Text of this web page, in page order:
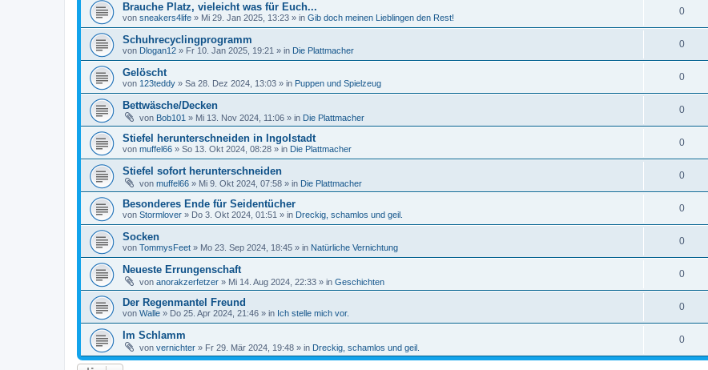
Brauche Platz, vieleicht was für Euch...
von sneakers4life » Mi 29. Jan 2025, 13:23 » in Gib doch meinen Lieblingen den Rest!
0
Schuhrecyclingprogramm
von Dlogan12 » Fr 10. Jan 2025, 19:21 » in Die Plattmacher
0
Gelöscht
von 123teddy » Sa 28. Dez 2024, 13:03 » in Puppen und Spielzeug
0
Bettwäsche/Decken
von Bob101 » Mi 13. Nov 2024, 11:06 » in Die Plattmacher
0
Stiefel herunterschneiden in Ingolstadt
von muffel66 » So 13. Okt 2024, 08:28 » in Die Plattmacher
0
Stiefel sofort herunterschneiden
von muffel66 » Mi 9. Okt 2024, 07:58 » in Die Plattmacher
0
Besonderes Ende für Seidentücher
von Stormlover » Do 3. Okt 2024, 01:51 » in Dreckig, schamlos und geil.
0
Socken
von TommysFeet » Mo 23. Sep 2024, 18:45 » in Natürliche Vernichtung
0
Neueste Errungenschaft
von anorakzerfetzer » Mi 14. Aug 2024, 22:33 » in Geschichten
0
Der Regenmantel Freund
von Walle » Do 25. Apr 2024, 21:46 » in Ich stelle mich vor.
0
Im Schlamm
von vernichter » Fr 29. Mär 2024, 19:48 » in Dreckig, schamlos und geil.
0